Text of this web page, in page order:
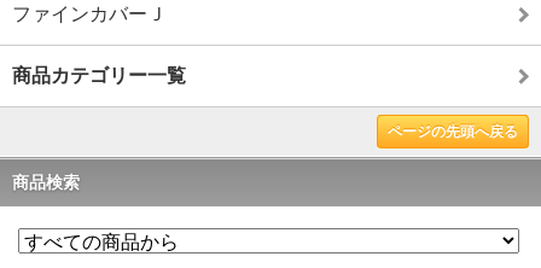
ファインカバーＪ
商品カテゴリー一覧
ページの先頭へ戻る
商品検索